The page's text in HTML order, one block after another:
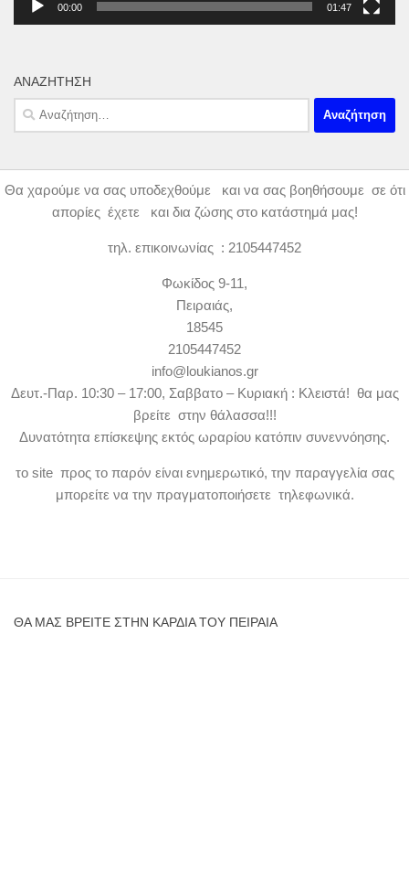
00:00 01:47
ΑΝΑΖΉΤΗΣΗ
Αναζήτηση
για:
Θα χαρούμε να σας υποδεχθούμε και να σας βοηθήσουμε σε ότι
απορίες έχετε και δια ζώσης στο κατάστημά μας!
τηλ. επικοινωνίας : 2105447452
Φωκίδος 9-11,
Πειραιάς,
18545
2105447452
info@loukianos.gr
Δευτ.-Παρ. 10:30 – 17:00, Σαββατο – Κυριακή : Κλειστά! θα μας
βρείτε στην θάλασσα!!!
Δυνατότητα επίσκεψης εκτός ωραρίου κατόπιν συνεννόησης.
το site προς το παρόν είναι ενημερωτικό, την παραγγελία σας
μπορείτε να την πραγματοποιήσετε τηλεφωνικά.
ΘΑ ΜΑΣ ΒΡΕΊΤΕ ΣΤΗΝ ΚΑΡΔΙΆ ΤΟΥ ΠΕΙΡΑΙΆ